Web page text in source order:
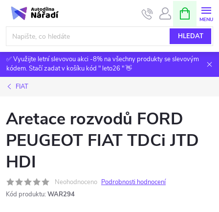
Přejít
obsah
HLEDAT
NÁKUPNÍ
KOŠÍK
✅ Využijte letní slevovou akci -8% na všechny produkty se slevovým
kódem. Stačí zadat v košíku kód " leto26 " 👋
FIAT
Aretace rozvodů FORD
PEUGEOT FIAT TDCi JTD
HDI
Neohodnoceno Podrobnosti hodnocení
Kód produktu: WAR294